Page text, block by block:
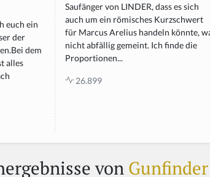
euch ein
der
dem
alles
Saufänger von LINDER, dass es sich
auch um ein römisches Kurzschwert
für Marcus Arelius handeln könnte,
nicht abfällig gemeint. Ich finde die
Proportionen...
26.899
von Gunfinder